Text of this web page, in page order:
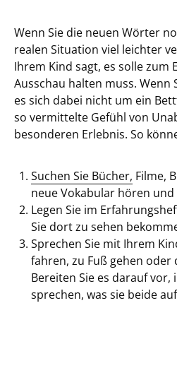
Wenn Sie die neuen Wörter
realen Situation viel leichter
Ihrem Kind sagt, es solle zum
Ausschau halten muss. Wenn
es sich dabei nicht um ein
so vermittelte Gefühl von
besonderen Erlebnis. So
Suchen Sie Bücher, Filme,
neue Vokabular hören
Legen Sie im
Sie dort zu sehen
Sprechen Sie mit Ihrem
fahren, zu Fuß gehen oder
Bereiten Sie es darauf
sprechen, was sie beide